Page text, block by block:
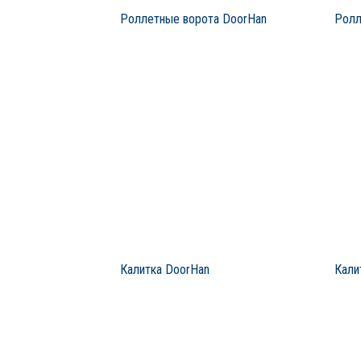
Роллетные ворота DoorHan
Калитка DoorHan